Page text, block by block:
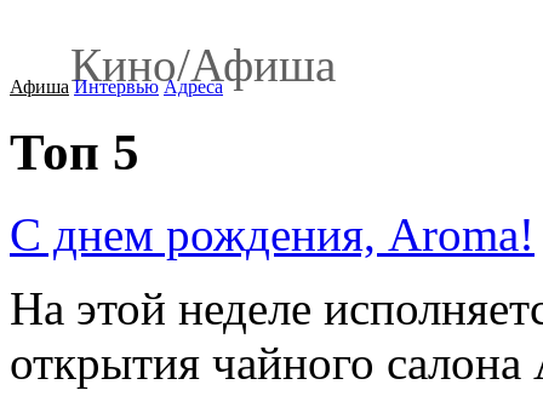
Кино/Афиша
Афиша Интервью Адреса
Топ 5
С днем рождения, Aroma!
На этой неделе
открытия чайного